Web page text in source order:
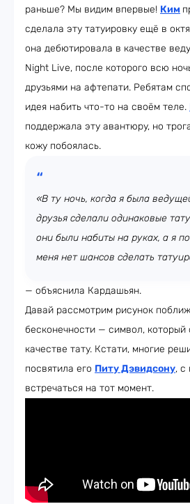
раньше? Мы видим впервые! Ким
сделала эту татуировку ещё в
она дебютировала в качестве
Night Live, после которого всю
друзьями на афтепати. Ребятам
идея набить что-то на своём теле.
поддержала эту авантюру, но
кожу побоялась.
«В ту ночь, когда я была
друзья сделали одинаковые
они были набиты на руках, а я
меня нет шансов сделать
— объяснила Кардашьян.
Давай рассмотрим рисунок
бесконечности — символ, который
качестве тату. Кстати, многие
посвятила его Питу Дэвидсону, с
встречаться на тот момент.